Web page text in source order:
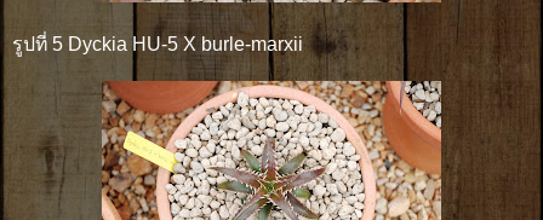
รูปที่ 5 Dyckia HU-5 X burle-marxii